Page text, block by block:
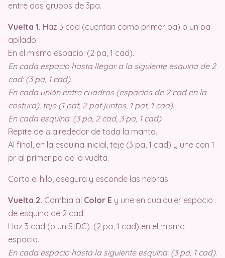
entre dos grupos de 3pa.
Vuelta 1. Haz 3 cad (cuentan como primer pa) o un pa
apilado.
En el mismo espacio: (2 pa, 1 cad).
En cada espacio hasta llegar a la siguiente esquina de 2
cad: (3 pa, 1 cad).
En cada unión entre cuadros (espacios de 2 cad en la
costura), teje (1 pat, 2 pat juntos, 1 pat, 1 cad).
En cada esquina: (3 pa, 2 cad, 3 pa, 1 cad).
Repite de aalrededor de toda la manta.
Al final, en la esquina inicial, teje (3 pa, 1 cad) y une con 1
pr al primer pa de la vuelta.
Corta el hilo, asegura y esconde las hebras.
Vuelta 2. Cambia al Color E y une en cualquier espacio
de esquina de 2 cad.
Haz 3 cad (o un StDC), (2 pa, 1 cad) en el mismo
espacio.
En cada espacio hasta la siguiente esquina: (3 pa, 1 cad).